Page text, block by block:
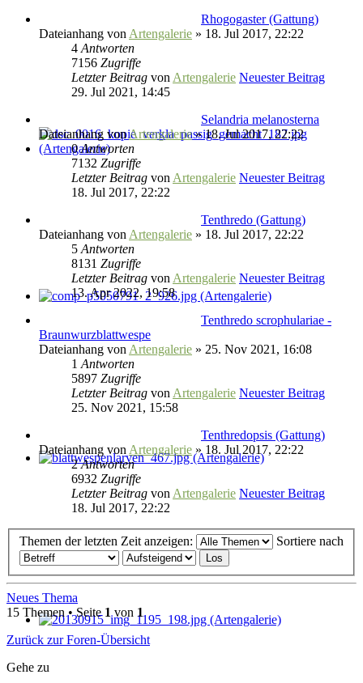
Rhogogaster (Gattung)
Dateianhang von Artengalerie » 18. Jul 2017, 22:22
4 Antworten
7156 Zugriffe
Letzter Beitrag von Artengalerie Neuester Beitrag
29. Jul 2021, 14:45
Selandria melanosterna
Dateianhang vonArtengalerie» 18. Jul 2017, 22:22
0Antworten
7132 Zugriffe
Letzter Beitrag von Artengalerie Neuester Beitrag
18. Jul 2017, 22:22
Tenthredo (Gattung)
Dateianhang von Artengalerie » 18. Jul 2017, 22:22
5 Antworten
8131 Zugriffe
Letzter Beitrag von Artengalerie Neuester Beitrag
13. Apr 2022, 19:58
Tenthredo scrophulariae -
Braunwurzblattwespe
Dateianhang von Artengalerie » 25. Nov 2021, 16:08
1 Antworten
5897 Zugriffe
Letzter Beitrag von Artengalerie Neuester Beitrag
25. Nov 2021, 15:58
Tenthredopsis (Gattung)
Dateianhang von Artengalerie » 18. Jul 2017, 22:22
2Antworten
6932 Zugriffe
Letzter Beitrag von Artengalerie Neuester Beitrag
18. Jul 2017, 22:22
Themen der letzten Zeit anzeigen: Sortiere nach
Neues Thema
15 Themen • Seite1von 1
Zurück zur Foren-Übersicht
Gehe zu